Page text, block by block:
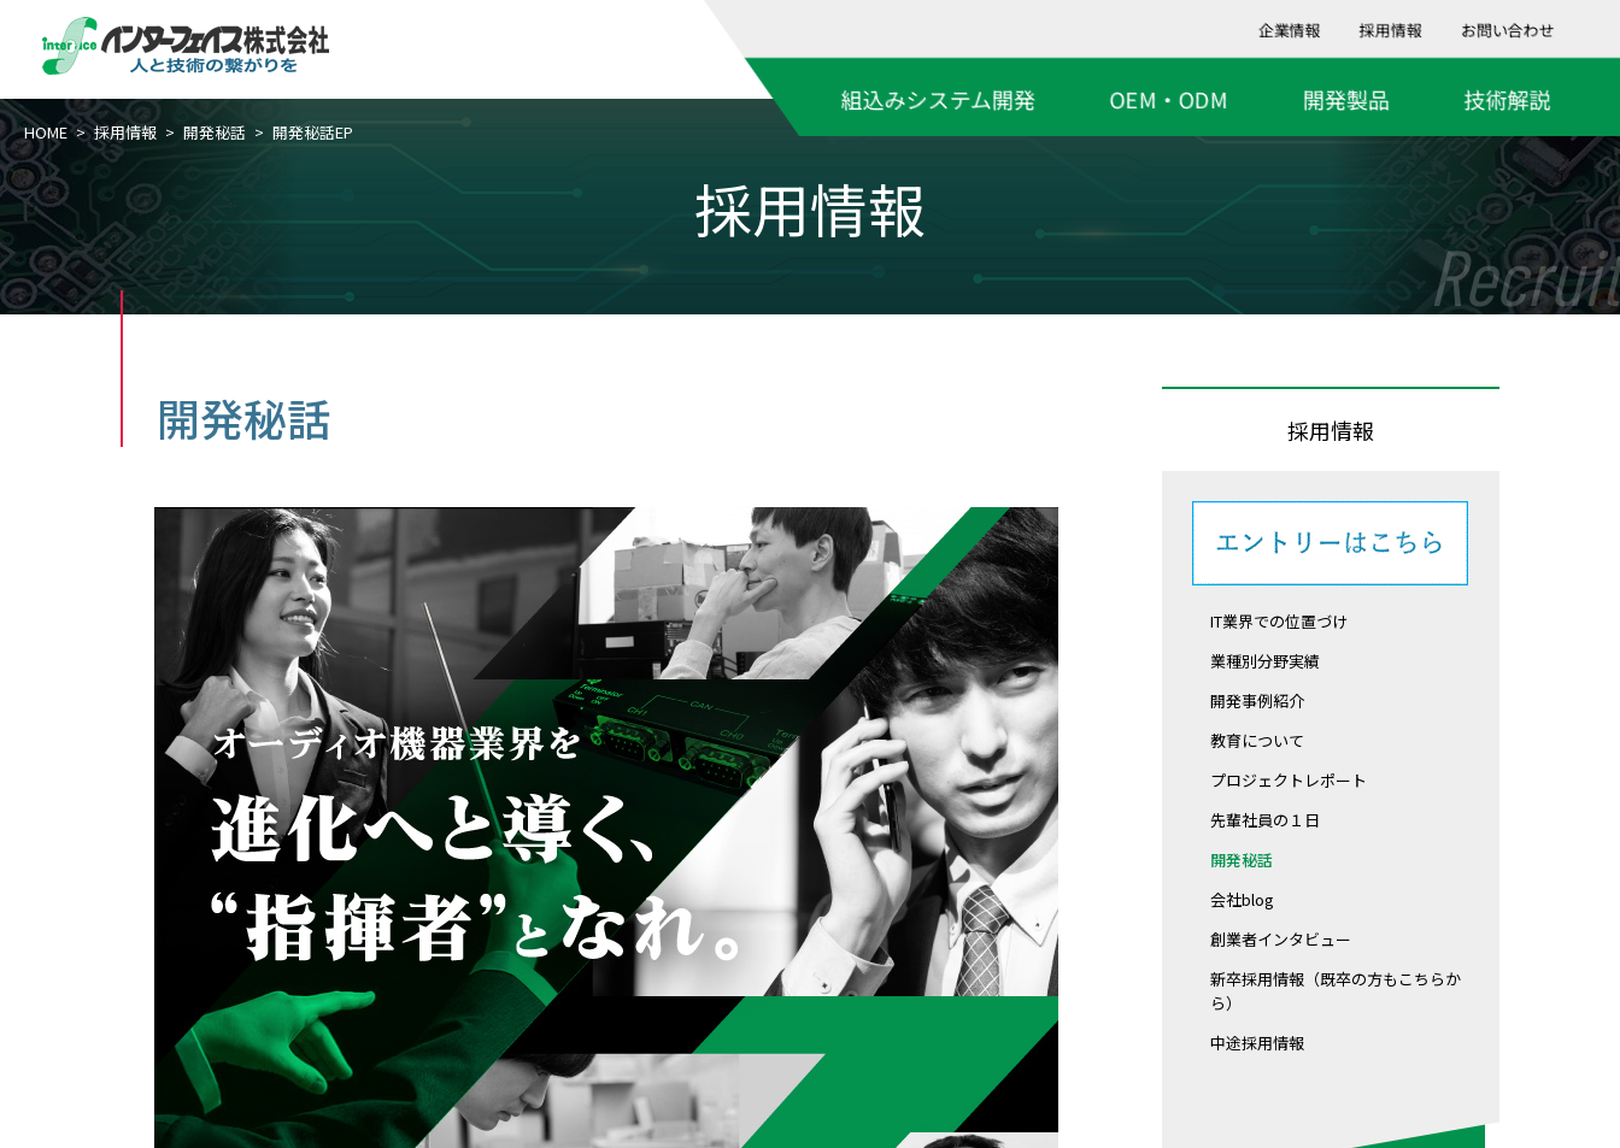
企業情報 採用情報 お問い合わせ
組込みシステム開発 OEM・ODM 開発製品 技術解説
HOME 採用情報 開発秘話 開発秘話EP
採用情報
Recruit
開発秘話 採用情報
IT業界での位置づけ
業種別分野実績
開発事例紹介
教育について
プロジェクトレポート
先輩社員の１日
開発秘話
会社blog
創業者インタビュー
新卒採用情報（既卒の方もこちらか
ら）
中途採用情報